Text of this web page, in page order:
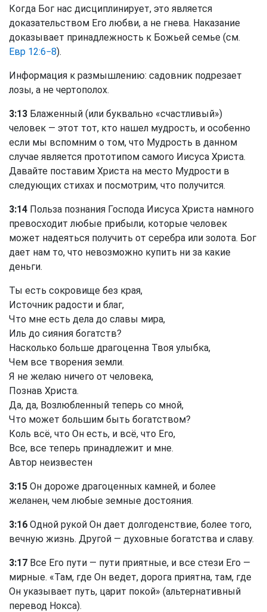
Когда Бог нас дисциплинирует, это является
доказательством Его любви, а не гнева. Наказание
доказывает принадлежность к Божьей семье (см.
Евр 12:6−8).
Информация к размышлению: садовник подрезает
лозы, а не чертополох.
3:13 Блаженный (или буквально «счастливый»)
человек — этот тот, кто нашел мудрость, и особенно
если мы вспомним о том, что Мудрость в данном
случае является прототипом самого Иисуса Христа.
Давайте поставим Христа на место Мудрости в
следующих стихах и посмотрим, что получится.
3:14 Польза познания Господа Иисуса Христа намного
превосходит любые прибыли, которые человек
может надеяться получить от серебра или золота. Бог
дает нам то, что невозможно купить ни за какие
деньги.
Ты есть сокровище без края,
Источник радости и благ,
Что мне есть дела до славы мира,
Иль до сияния богатств?
Насколько больше драгоценна Твоя улыбка,
Чем все творения земли.
Я не желаю ничего от человека,
Познав Христа.
Да, да, Возлюбленный теперь со мной,
Что может большим быть богатством?
Коль всё, что Он есть, и всё, что Его,
Все, все теперь принадлежит и мне.
Автор неизвестен
3:15 Он дороже драгоценных камней, и более
желанен, чем любые земные достояния.
3:16 Одной рукой Он дает долгоденствие, более того,
вечную жизнь. Другой — духовные богатства и славу.
3:17 Все Его пути — пути приятные, и все стези Его —
мирные. «Там, где Он ведет, дорога приятна, там, где
Он указывает путь, царит покой» (альтернативный
перевод Нокса).